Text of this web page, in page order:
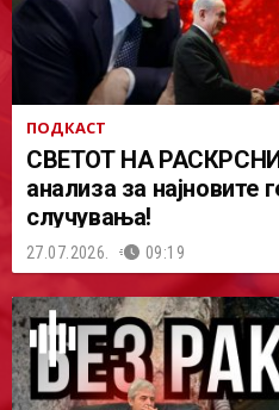
ПОДКАСТ
СВЕТОТ НА
анализа за најновите
случувања!
27.07.2026. 09:19